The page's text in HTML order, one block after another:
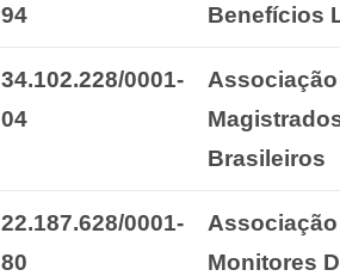
94
Benefícios
34.102.228/0001-
04
Associação
Brasileiros
22.187.628/0001-
80
Associação
Monitores